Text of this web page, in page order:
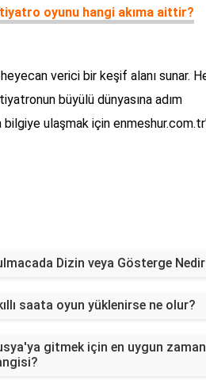
oyunu hangi akıma aittir?
verici bir keşif alanı sunar.
büyülü dünyasına adım
bilgiye ulaşmak için
Dizin veya Gösterge
saata oyun yüklenirse ne olur?
gitmek için en uygun zaman